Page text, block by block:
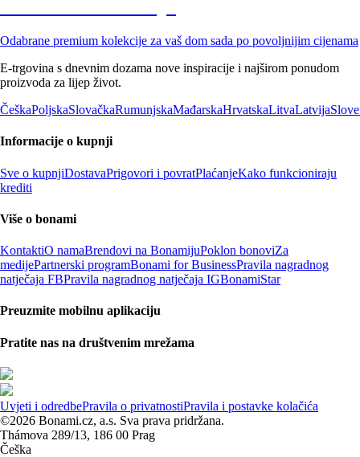
Odabrane premium kolekcije za vaš dom sada po povoljnijim cijenama
E-trgovina s dnevnim dozama nove inspiracije i najširom ponudom
proizvoda za lijep život.
ČeškaPoljskaSlovačkaRumunjskaMađarskaHrvatskaLitvaLatvija
Informacije o kupnji
Sve o kupnjiDostavaPrigovori i povratPlaćanjeKako funkcioniraju
krediti
Više o bonami
KontaktiO namaBrendovi na BonamijuPoklon bonoviZa
medijePartnerski programBonami for BusinessPravila nagradnog
natječaja FBPravila nagradnog natječaja IGBonamiStar
Preuzmite mobilnu aplikaciju
Pratite nas na društvenim mrežama
Uvjeti i odredbePravila o privatnostiPravila i postavke kolačića
©2026 Bonami.cz, a.s. Sva prava pridržana.
Thámova 289/13, 186 00 Prag
Češka